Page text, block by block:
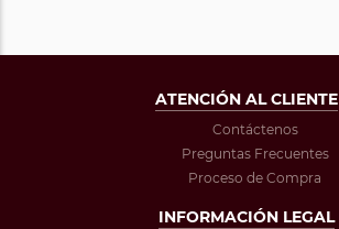
ATENCIÓN AL CLIENTE
Contáctenos
Preguntas Frecuentes
Proceso de Compra
INFORMACIÓN LEGAL